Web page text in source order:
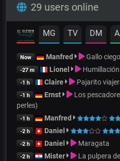
29 users online
MG TV DM
Now Manfred Gallo ciego
-27 m Lionel Humillación
-1 h Claire Pajarito
-1 h Ernst
Los
perles)
-1 h Manfred
-2 h Daniel
-2 h Daniel Maragata
-2 h Mister La pulpera